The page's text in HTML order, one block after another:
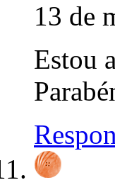
13 de
Estou